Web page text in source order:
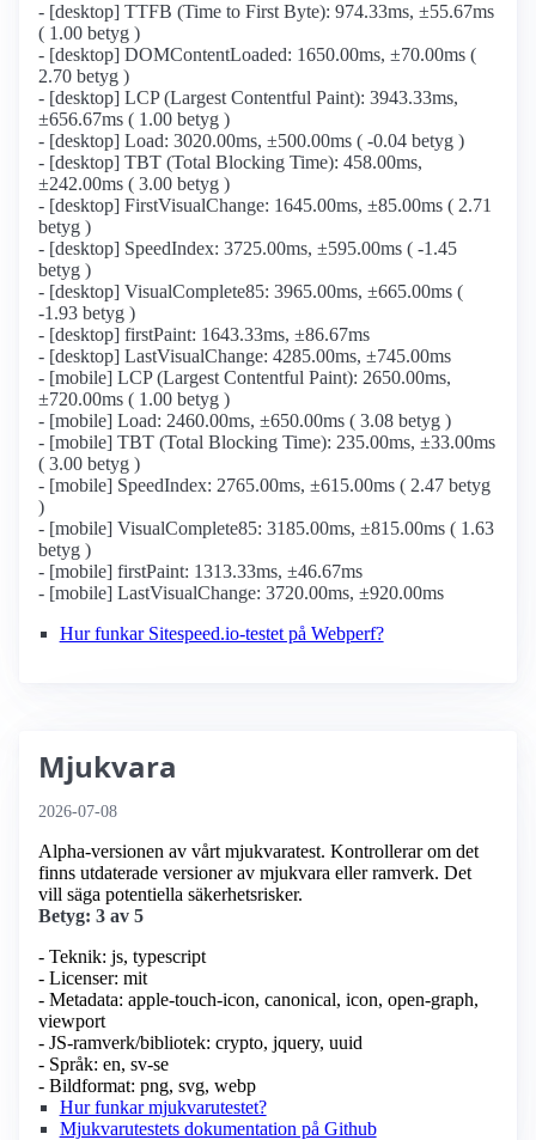
- [desktop] TTFB (Time to First Byte): 974.33ms, ±55.67ms
( 1.00 betyg )
- [desktop] DOMContentLoaded: 1650.00ms, ±70.00ms (
2.70 betyg )
- [desktop] LCP (Largest Contentful Paint): 3943.33ms,
±656.67ms ( 1.00 betyg )
- [desktop] Load: 3020.00ms, ±500.00ms ( -0.04 betyg )
- [desktop] TBT (Total Blocking Time): 458.00ms,
±242.00ms ( 3.00 betyg )
- [desktop] FirstVisualChange: 1645.00ms, ±85.00ms ( 2.71
betyg )
- [desktop] SpeedIndex: 3725.00ms, ±595.00ms ( -1.45
betyg )
- [desktop] VisualComplete85: 3965.00ms, ±665.00ms (
-1.93 betyg )
- [desktop] firstPaint: 1643.33ms, ±86.67ms
- [desktop] LastVisualChange: 4285.00ms, ±745.00ms
- [mobile] LCP (Largest Contentful Paint): 2650.00ms,
±720.00ms ( 1.00 betyg )
- [mobile] Load: 2460.00ms, ±650.00ms ( 3.08 betyg )
- [mobile] TBT (Total Blocking Time): 235.00ms, ±33.00ms
( 3.00 betyg )
- [mobile] SpeedIndex: 2765.00ms, ±615.00ms ( 2.47 betyg
)
- [mobile] VisualComplete85: 3185.00ms, ±815.00ms ( 1.63
betyg )
- [mobile] firstPaint: 1313.33ms, ±46.67ms
- [mobile] LastVisualChange: 3720.00ms, ±920.00ms
Hur funkar Sitespeed.io-testet på Webperf?
Mjukvara
2026-07-08
Alpha-versionen av vårt mjukvaratest. Kontrollerar om det
finns utdaterade versioner av mjukvara eller ramverk. Det
vill säga potentiella säkerhetsrisker.
Betyg: 3 av 5
- Teknik: js, typescript
- Licenser: mit
- Metadata: apple-touch-icon, canonical, icon, open-graph,
viewport
- JS-ramverk/bibliotek: crypto, jquery, uuid
- Språk: en, sv-se
- Bildformat: png, svg, webp
Hur funkar mjukvarutestet?
Mjukvarutestets dokumentation på Github